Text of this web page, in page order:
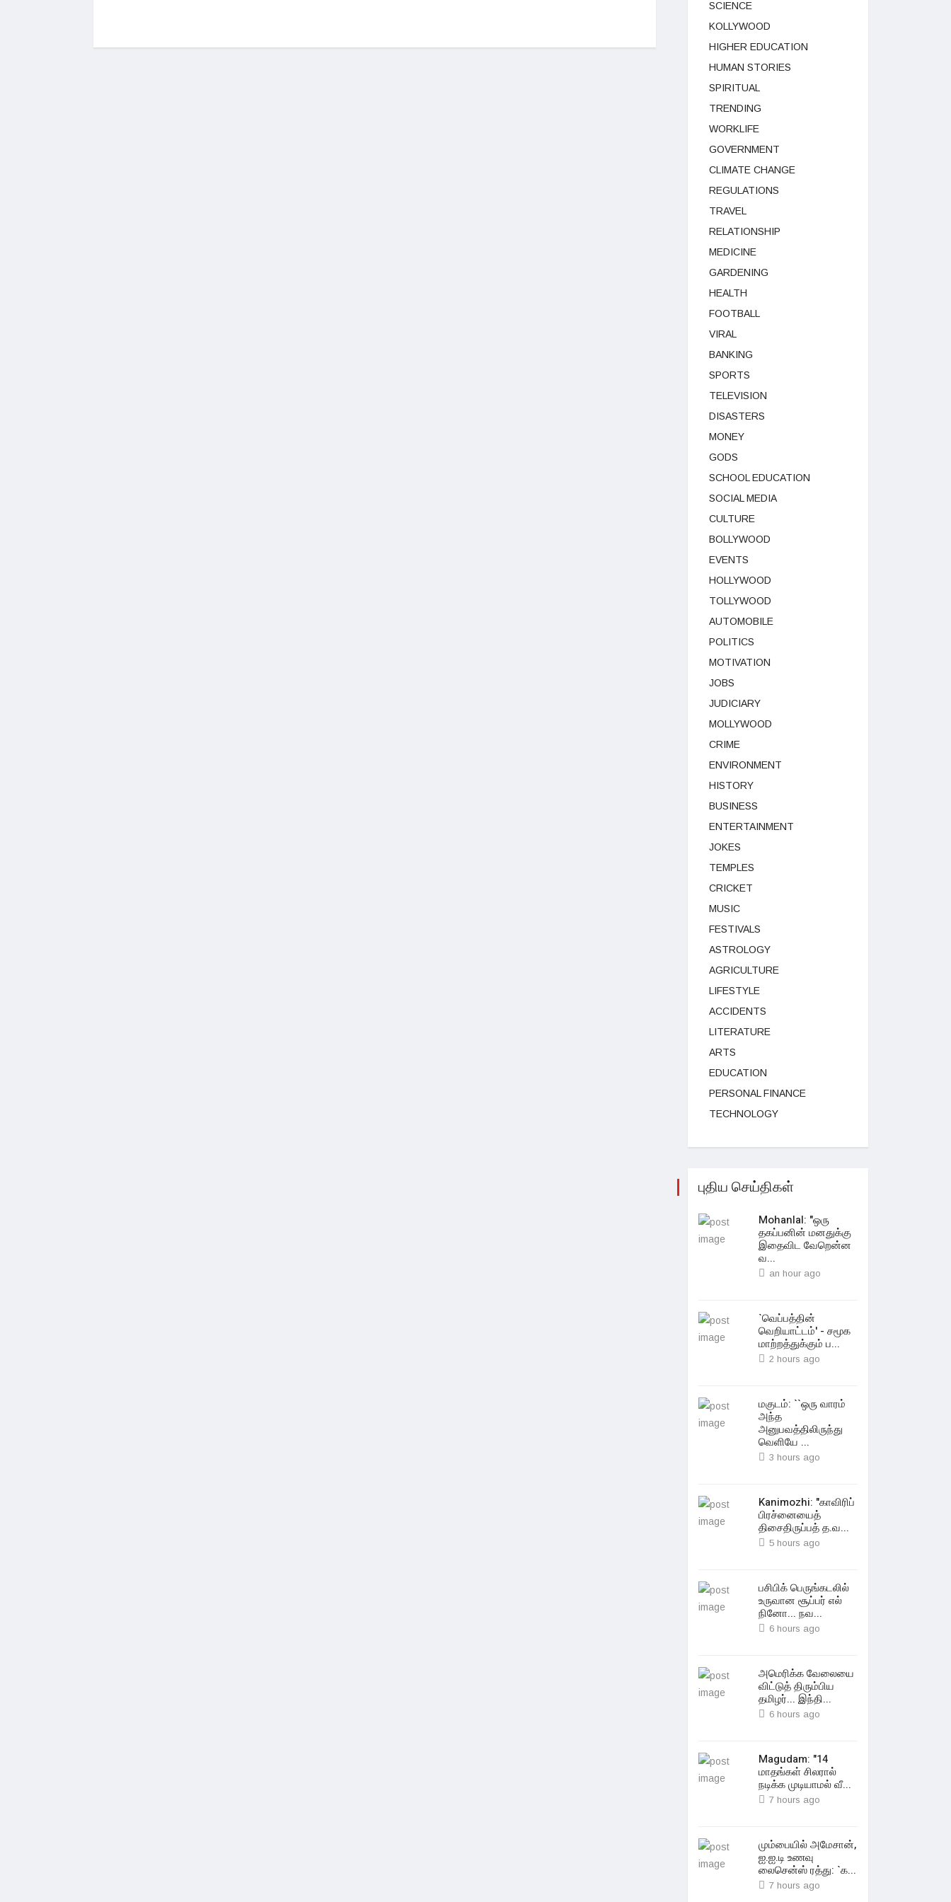
SCIENCE
KOLLYWOOD
HIGHER EDUCATION
HUMAN STORIES
SPIRITUAL
TRENDING
WORKLIFE
GOVERNMENT
CLIMATE CHANGE
REGULATIONS
TRAVEL
RELATIONSHIP
MEDICINE
GARDENING
HEALTH
FOOTBALL
VIRAL
BANKING
SPORTS
TELEVISION
DISASTERS
MONEY
GODS
SCHOOL EDUCATION
SOCIAL MEDIA
CULTURE
BOLLYWOOD
EVENTS
HOLLYWOOD
TOLLYWOOD
AUTOMOBILE
POLITICS
MOTIVATION
JOBS
JUDICIARY
MOLLYWOOD
CRIME
ENVIRONMENT
HISTORY
BUSINESS
ENTERTAINMENT
JOKES
TEMPLES
CRICKET
MUSIC
FESTIVALS
ASTROLOGY
AGRICULTURE
LIFESTYLE
ACCIDENTS
LITERATURE
ARTS
EDUCATION
PERSONAL FINANCE
TECHNOLOGY
புதிய செய்திகள்
Mohanlal: "ஒரு
தகப்பனின் மனதுக்கு
இதைவிட வேறென்ன
வ...
an hour ago
`வெப்பத்தின்
வெறியாட்டம்' - சமூக
மாற்றத்துக்கும் ப...
2 hours ago
மகுடம்: ``ஒரு வாரம்
அந்த
அனுபவத்திலிருந்து
வெளியே ...
3 hours ago
Kanimozhi: "காவிரிப்
பிரச்னையைத்
திசைதிருப்பத் த.வ...
5 hours ago
பசிபிக் பெருங்கடலில்
உருவான சூப்பர் எல்
நினோ... நவ...
6 hours ago
அமெரிக்க வேலையை
விட்டுத் திரும்பிய
தமிழர்... இந்தி...
6 hours ago
Magudam: "14
மாதங்கள் சிலரால்
நடிக்க முடியாமல் வீ...
7 hours ago
மும்பையில் அமேசான்,
ஐ.ஐ.டி உணவு
லைசென்ஸ் ரத்து: `க...
7 hours ago